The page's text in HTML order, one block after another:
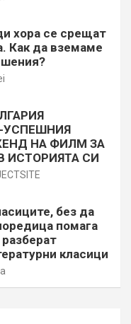
хора се срещат
Как да вземаме
УСПЕШНИЯ
НА ФИЛМ ЗА
ИСТОРИЯТА СИ
без да
помага
класици